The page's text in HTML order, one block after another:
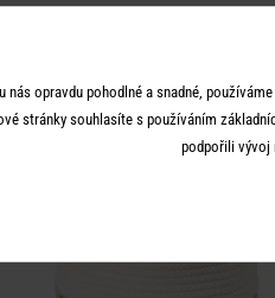
nás opravdu pohodlné a snadné,
stránky souhlasíte s používáním
podpořili vývoj